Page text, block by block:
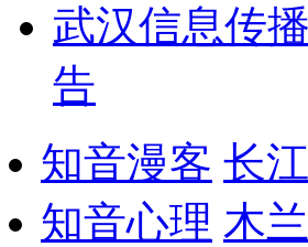
武汉信息传
告
知音漫客 长
知音心理 木